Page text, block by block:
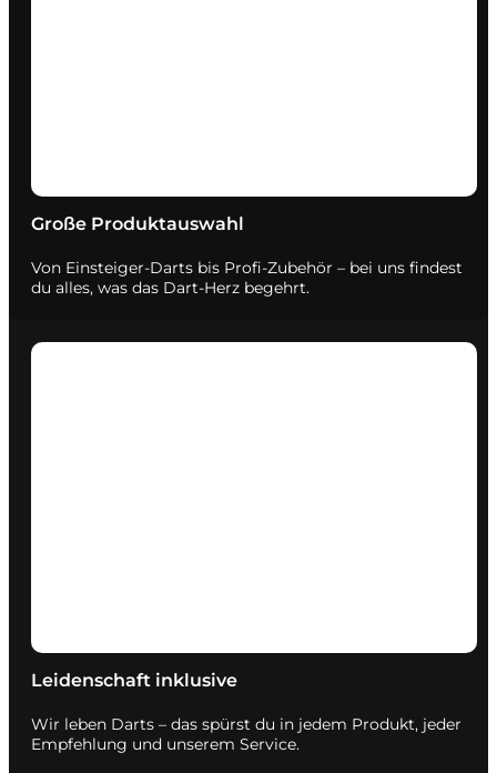
Große Produktauswahl
Von Einsteiger-Darts bis Profi-Zubehör – bei uns findest
du alles, was das Dart-Herz begehrt.
Leidenschaft inklusive
Wir leben Darts – das spürst du in jedem Produkt, jeder
Empfehlung und unserem Service.